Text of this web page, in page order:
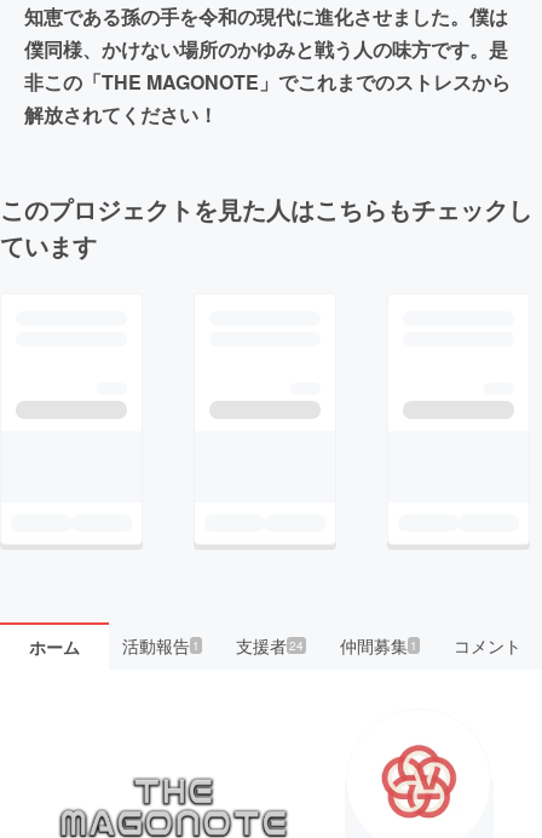
知恵である孫の手を令和の現代に進化させました。僕は
僕同様、かけない場所のかゆみと戦う人の味方です。是
非この「THE MAGONOTE」でこれまでのストレスから
解放されてください！
このプロジェクトを見た人はこちらもチェックし
ています
ホーム 活動報告1 支援者24 仲間募集 1 コメント